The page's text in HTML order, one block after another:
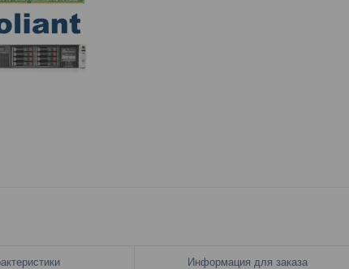
Информация для заказа